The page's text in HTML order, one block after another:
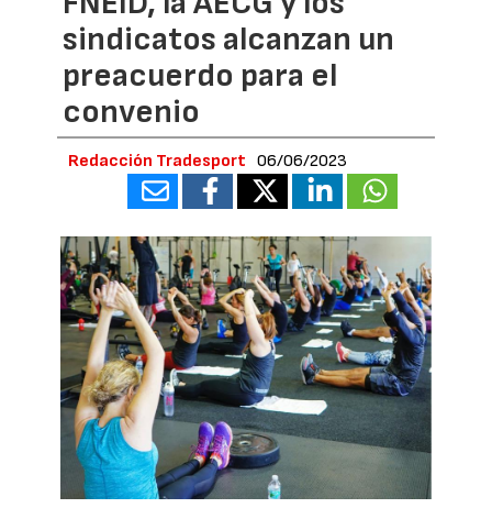
sindicatos alcanzan un
preacuerdo para el
convenio
Redacción Tradesport 06/06/2023